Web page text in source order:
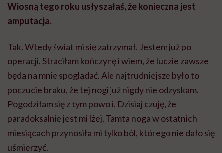
Wiosną tego roku usłyszałaś, że konieczna jest
amputacja.
Tak. Wtedy świat mi się zatrzymał. Jestem już po
operacji. Straciłam kończynę i wiem, że ludzie zawsze
będą na mnie spoglądać. Ale najtrudniejsze było to
poczucie braku, że tej nogi już nigdy nie odzyskam.
Pogodziłam się z tym powoli. Dzisiaj czuję, że
paradoksalnie jest mi lżej. Tamta noga w ostatnich
miesiącach przynosiła mi tylko ból, którego nie dało się
uśmierzyć.